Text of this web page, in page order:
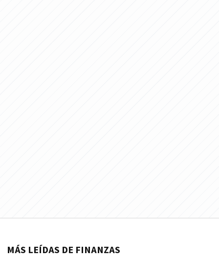
MÁS LEÍDAS DE FINANZAS